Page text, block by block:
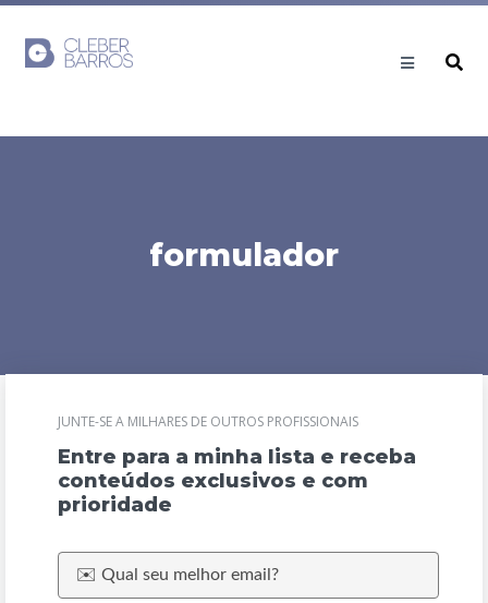
formulador
JUNTE-SE A MILHARES DE OUTROS PROFISSIONAIS
Entre para a minha lista e receba
conteúdos exclusivos e com
prioridade